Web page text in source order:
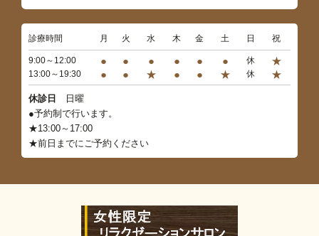
診療時間 月 火 水 木 金 土 日 祝
9:00～12:00 ● ● ● ● ● ● 休 ★
13:00～19:30 ● ● ★ ● ● ★ 休 ★
休診日
日曜
●予約制で行います。
★13:00～17:00
★前日までにご予約ください